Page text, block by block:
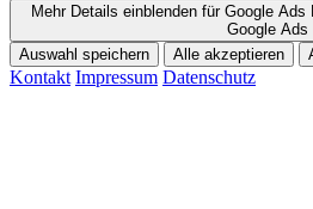
Mehr Details einblenden für Google Ads
Google Ads
Auswahl speichern
Alle akzeptieren
Kontakt Impressum Datenschutz